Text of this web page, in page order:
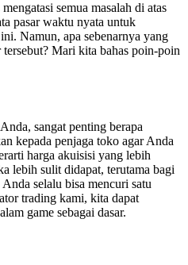
semua masalah di atas
pasar waktu nyata untuk
Namun, apa sebenarnya yang
Mari kita bahas poin-poin
sangat penting berapa
kepada penjaga toko agar Anda
harga akuisisi yang lebih
lebih sulit didapat, terutama bagi
selalu bisa mencuri satu
trading kami, kita dapat
game sebagai dasar.